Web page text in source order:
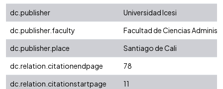
dc.publisher
Universidad Icesi
dc.publisher.faculty
Facultad de Ciencias
dc.publisher.place
Santiago de Cali
dc.relation.citationendpage
78
dc.relation.citationstartpage
11